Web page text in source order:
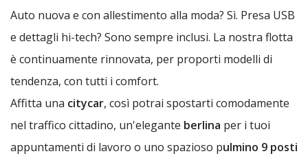
Auto nuova e con allestimento alla moda? Sì. Presa USB
e dettagli hi-tech? Sono sempre inclusi. La nostra flotta
è continuamente rinnovata, per proporti modelli di
tendenza, con tutti i comfort.
Affitta una citycar, così potrai spostarti comodamente
nel traffico cittadino, un'elegante berlina per i tuoi
appuntamenti di lavoro o uno spazioso pulmino 9 posti